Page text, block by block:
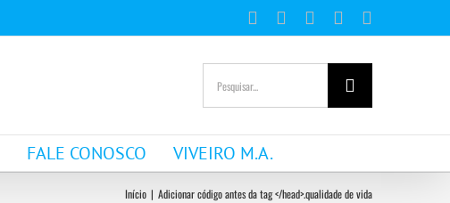
FacebookInstagramYouTubeWhatsApp
mail
Buscar
resultados
para:
FALE CONOSCO VIVEIRO M.A.
Início | Adicionar código antes da tag </head>.qualidade de vida